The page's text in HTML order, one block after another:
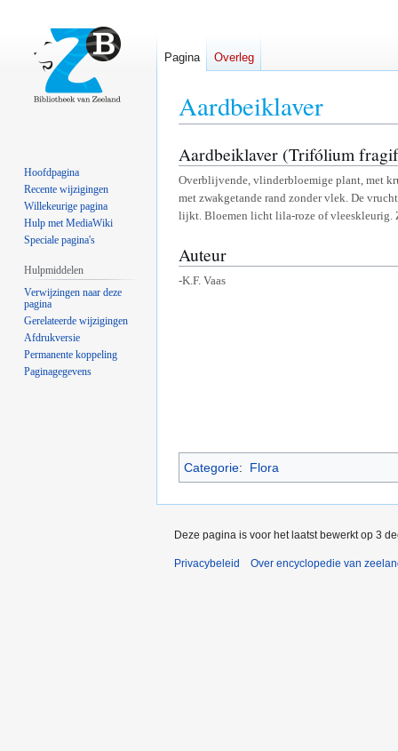
Aardbeiklaver
Naar
navigatie
springen
Naar
zoeken
springen
Aardbeiklaver (Trifólium
Overblijvende, vlinderbloemige plant, met
met zwakgetande rand zonder vlek. De
lijkt. Bloemen licht lila-roze of vleeskleurig.
Auteur
-K.F. Vaas
Categorie: Flora
Pagina Overleg
Hoofdpagina
Recente wijzigingen
Willekeurige pagina
Hulp met MediaWiki
Speciale pagina's
Hulpmiddelen
Verwijzingen naar deze
pagina
Gerelateerde wijzigingen
Afdrukversie
Permanente koppeling
Paginagegevens
Deze pagina is voor het laatst bewerkt op 3
Privacybeleid Over encyclopedie van